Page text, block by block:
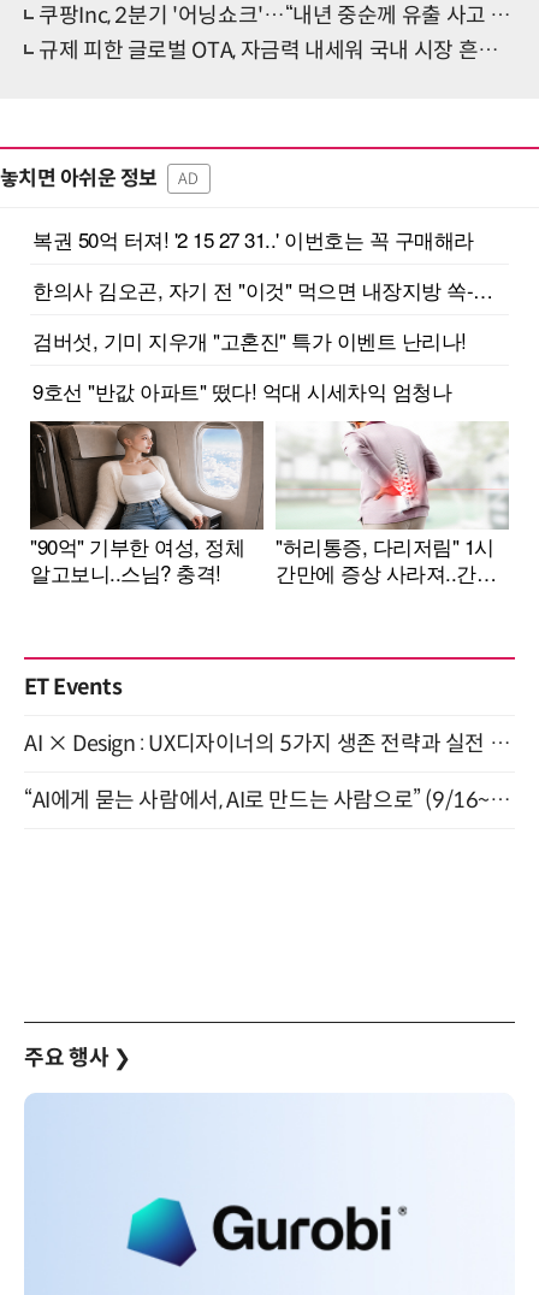
쿠팡Inc, 2분기 '어닝쇼크'…“내년 중순께 유출 사고 전 수준 회복”
규제 피한 글로벌 OTA, 자금력 내세워 국내 시장 흔든다
놓치면 아쉬운 정보 AD
ET Events
AI × Design : UX디자이너의 5가지 생존 전략과 실전 대응 8월 28일 개최
“AI에게 묻는 사람에서, AI로 만드는 사람으로” (9/16~17)
주요 행사 ❯